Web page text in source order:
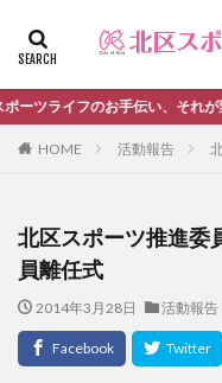
お手伝い、それが変わらぬ私た
HOME 活動報告
北区スポーツ推進委
員離任式
2014年3月28日 活動報告
ファッション デザイン
カテゴリー
＃活動報告
おしらせ
メンバー募集中のチー
健康ハイキング委員会